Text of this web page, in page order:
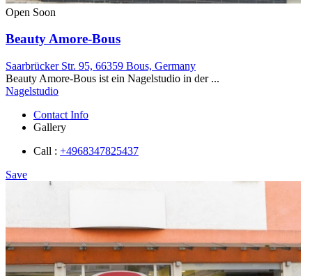
Open Soon
Beauty Amore-Bous
Saarbrücker Str. 95, 66359 Bous, Germany
Beauty Amore-Bous ist ein Nagelstudio in der ...
Nagelstudio
Contact Info
Gallery
Call : +4968347825437
Save